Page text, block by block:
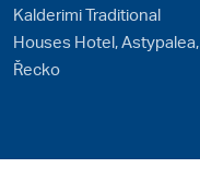
Kalderimi Traditional
Houses Hotel, Astypalea,
Řecko